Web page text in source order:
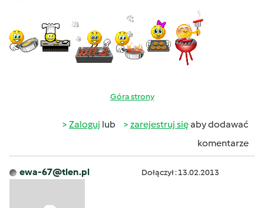
Góra strony
Zaloguj lub zarejestruj sięaby dodawać
komentarze
ewa-67@tlen.pl Dołączył : 13.02.2013